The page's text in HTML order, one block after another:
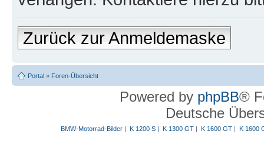
Zurück zur Anmeldemaske
Portal » Foren-Übersicht
Powered by phpBB®
Deutsche
BMW-Motorrad-Bilder| K 1200 S| K 1300 GT| K 1600 GT| K 1600